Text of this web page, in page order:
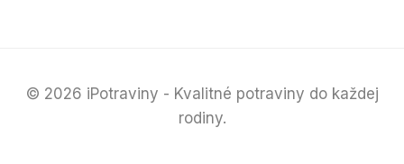
© 2026 iPotraviny - Kvalitné potraviny do každej
rodiny.